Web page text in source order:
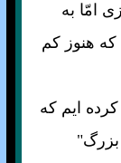
امّا به
هنوز کم
ايم که
بزرگ"